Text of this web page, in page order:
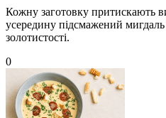
Кожну заготовку притискають
усередину підсмажений мигдаль
золотистості.
0